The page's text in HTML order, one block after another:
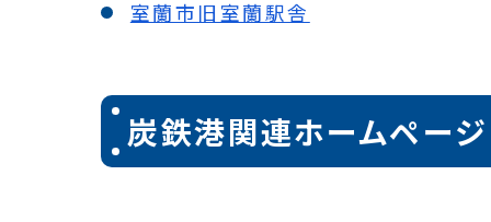
室蘭市旧室蘭駅舎
炭鉄港関連ホームページ